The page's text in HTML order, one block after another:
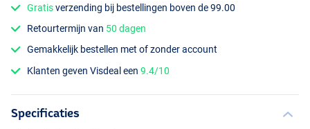
Gratisverzending bij bestellingen boven de 99.00
Retourtermijn van 50 dagen
Gemakkelijk bestellen met of zonder account
Klanten geven Visdeal een9.4/10
Specificaties